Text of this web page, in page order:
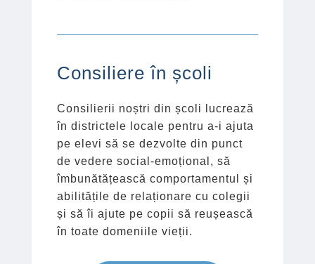
Consiliere în școli
Consilierii noștri din școli lucrează
în districtele locale pentru a-i ajuta
pe elevi să se dezvolte din punct
de vedere social-emoțional, să
îmbunătățească comportamentul și
abilitățile de relaționare cu colegii
și să îi ajute pe copii să reușească
în toate domeniile vieții.